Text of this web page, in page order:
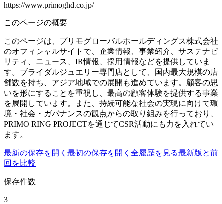
https://www.primoghd.co.jp/
このページの概要
このページは、プリモグローバルホールディングス株式会社
のオフィシャルサイトで、企業情報、事業紹介、サステナビ
リティ、ニュース、IR情報、採用情報などを提供していま
す。ブライダルジュエリー専門店として、国内最大規模の店
舗数を持ち、アジア地域での展開も進めています。顧客の思
いを形にすることを重視し、最高の顧客体験を提供する事業
を展開しています。また、持続可能な社会の実現に向けて環
境・社会・ガバナンスの観点からの取り組みを行っており、
PRIMO RING PROJECTを通じてCSR活動にも力を入れてい
ます。
最新の保存を開く 最初の保存を開く 全履歴を見る最新版と前
回を比較
保存件数
3